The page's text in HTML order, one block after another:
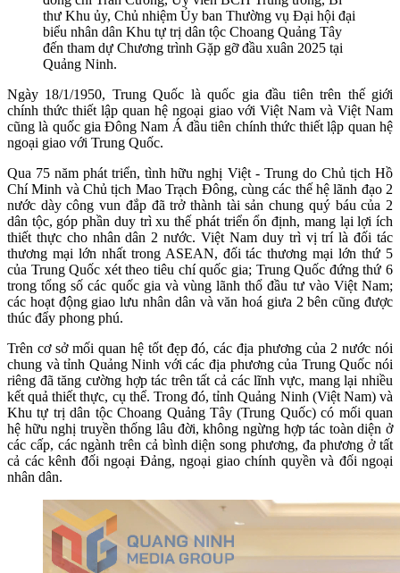
thư Khu ủy, Chủ nhiệm Ủy ban Thường vụ Đại hội đại
biểu nhân dân Khu tự trị dân tộc Choang Quảng Tây
đến tham dự Chương trình Gặp gỡ đầu xuân 2025 tại
Quảng Ninh.
Ngày 18/1/1950, Trung Quốc là quốc gia đầu tiên trên thế giới
chính thức thiết lập quan hệ ngoại giao với Việt Nam và Việt Nam
cũng là quốc gia Đông Nam Á đầu tiên chính thức thiết lập quan hệ
ngoại giao với Trung Quốc.
Qua 75 năm phát triển, tình hữu nghị Việt - Trung do Chủ tịch Hồ
Chí Minh và Chủ tịch Mao Trạch Đông, cùng các thế hệ lãnh đạo 2
nước dày công vun đắp đã trở thành tài sản chung quý báu của 2
dân tộc, góp phần duy trì xu thế phát triển ổn định, mang lại lợi ích
thiết thực cho nhân dân 2 nước. Việt Nam duy trì vị trí là đối tác
thương mại lớn nhất trong ASEAN, đối tác thương mại lớn thứ 5
của Trung Quốc xét theo tiêu chí quốc gia; Trung Quốc đứng thứ 6
trong tổng số các quốc gia và vùng lãnh thổ đầu tư vào Việt Nam;
các hoạt động giao lưu nhân dân và văn hoá giưa 2 bên cũng được
thúc đẩy phong phú.
Trên cơ sở mối quan hệ tốt đẹp đó, các địa phương của 2 nước nói
chung và tỉnh Quảng Ninh với các địa phương của Trung Quốc nói
riêng đã tăng cường hợp tác trên tất cả các lĩnh vực, mang lại nhiều
kết quả thiết thực, cụ thể. Trong đó, tỉnh Quảng Ninh (Việt Nam) và
Khu tự trị dân tộc Choang Quảng Tây (Trung Quốc) có mối quan
hệ hữu nghị truyền thống lâu đời, không ngừng hợp tác toàn diện ở
các cấp, các ngành trên cả bình diện song phương, đa phương ở tất
cả các kênh đối ngoại Đảng, ngoại giao chính quyền và đối ngoại
nhân dân.